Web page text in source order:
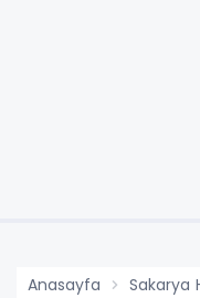
Anasayfa Sakarya